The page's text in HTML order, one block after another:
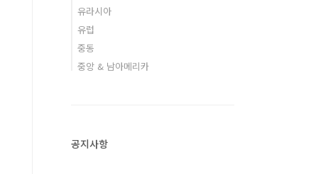
유라시아
유럽
중동
중앙 & 남아메리카
공지사항